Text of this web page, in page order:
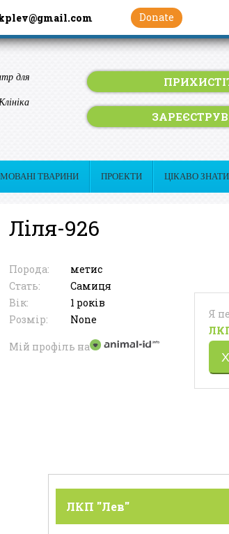
Donate
для
ТВАРИНИ ПРОЕКТИ ЦІКАВО ЗНАТИ
Ліля-926
Порода:
Стать:
Вік:
Розмір:
метис
Самиця
1 років
None
Мій профіль на
Я
ЛКП "Лев"